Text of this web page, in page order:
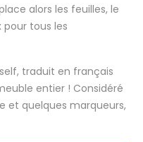
alors les feuilles, le
tous les
traduit en français
entier ! Considéré
et quelques marqueurs,